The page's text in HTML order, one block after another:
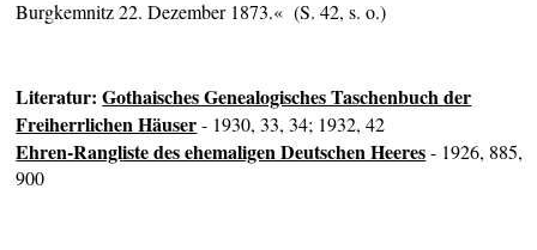
Burgkemnitz 22. Dezember 1873.« (S. 42, s. o.)
Literatur:Gothaisches Genealogisches Taschenbuch der
Freiherrlichen Häuser- 1930, 33, 34; 1932, 42
Ehren-Rangliste des ehemaligen Deutschen Heeres- 1926, 885,
900